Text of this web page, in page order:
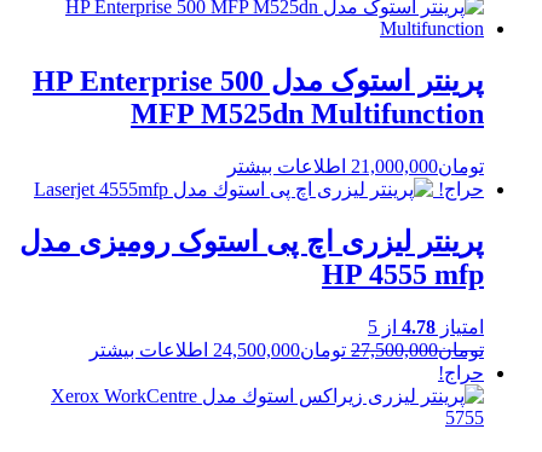
پرینتر استوک مدل HP Enterprise 500
MFP M525dn Multifunction
تومان21,000,000 اطلاعات بیشتر
حراج!
پرینتر لیزری اچ پی استوک رومیزی مدل
HP 4555 mfp
امتیاز 4.78 از 5
تومان27,500,000
Original
تومان27,500,000.
تومان24,500,000
Current
اطلاعات بیشتر
حراج!